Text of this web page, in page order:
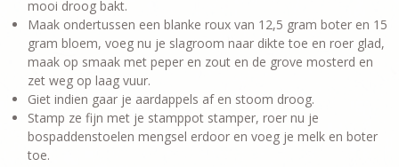
mooi droog bakt.
Maak ondertussen een blanke roux van 12,5 gram boter en 15
gram bloem, voeg nu je slagroom naar dikte toe en roer glad,
maak op smaak met peper en zout en de grove mosterd en
zet weg op laag vuur.
Giet indien gaar je aardappels af en stoom droog.
Stamp ze fijn met je stamppot stamper, roer nu je
bospaddenstoelen mengsel erdoor en voeg je melk en boter
toe.